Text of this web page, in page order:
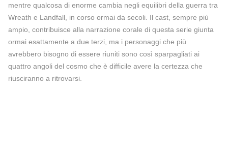
mentre qualcosa di enorme cambia negli equilibri della guerra tra
Wreath e Landfall, in corso ormai da secoli. Il cast, sempre più
ampio, contribuisce alla narrazione corale di questa serie giunta
ormai esattamente a due terzi, ma i personaggi che più
avrebbero bisogno di essere riuniti sono così sparpagliati ai
quattro angoli del cosmo che è difficile avere la certezza che
riusciranno a ritrovarsi.